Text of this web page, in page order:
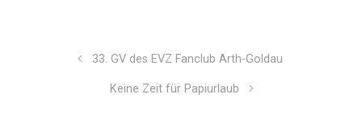
33. GV des EVZ Fanclub Arth-Goldau
Keine Zeit für Papiurlaub